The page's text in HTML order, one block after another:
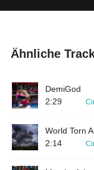
Ähnliche
DemiGod
2:29
World Torn
2:14